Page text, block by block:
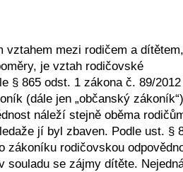
vztahem mezi rodičem a dítětem,
je vztah rodičovské
§ 865 odst. 1 zákona č. 89/2012
(dále jen „občanský
náleží stejně oběma
jí byl zbaven. Podle ust. §
zákoníku rodičovskou
souladu se zájmy dítěte.